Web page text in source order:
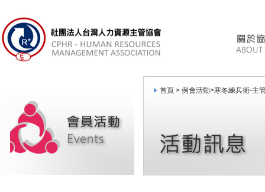
首頁 > 例會活動>寒冬練兵術-主